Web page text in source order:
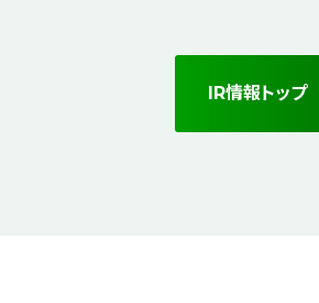
IR情報トップ